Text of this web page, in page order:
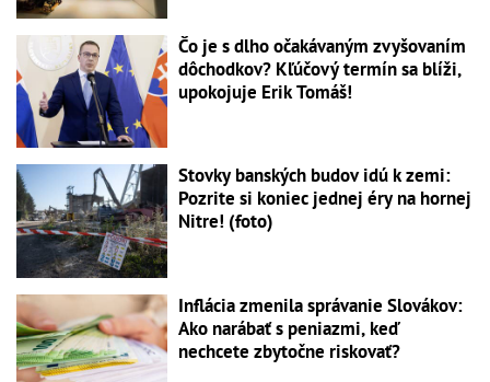
Čo je s dlho očakávaným zvyšovaním
dôchodkov? Kľúčový termín sa blíži,
upokojuje Erik Tomáš!
Stovky banských budov idú k zemi:
Pozrite si koniec jednej éry na hornej
Nitre! (foto)
Inflácia zmenila správanie Slovákov:
Ako narábať s peniazmi, keď
nechcete zbytočne riskovať?